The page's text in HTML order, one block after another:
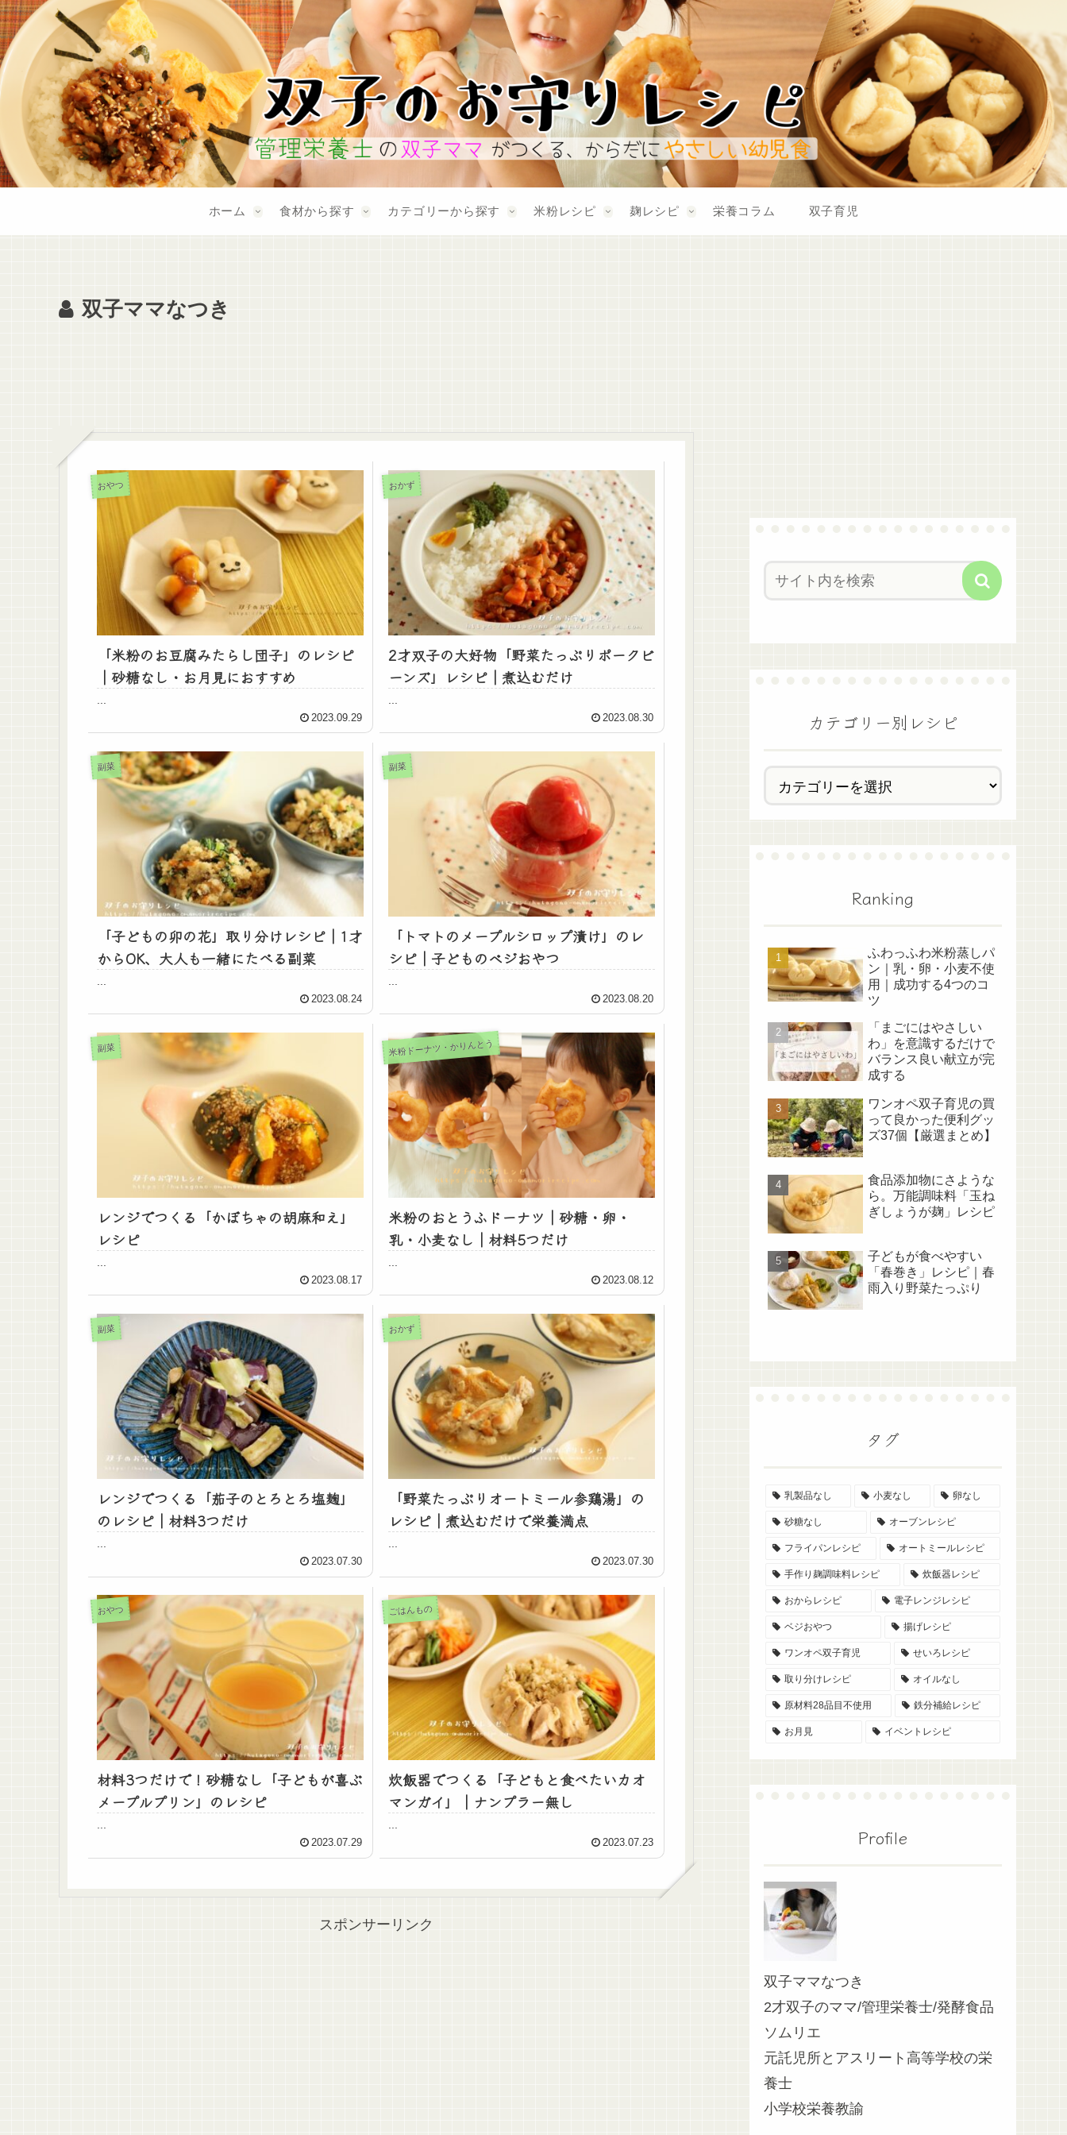
ホーム 食材から探す カテゴリーから探す 米粉レシピ 麹レシピ 栄養コラム 双子育児
双子ママなつき
おやつ
「米粉のお豆腐みたらし団子」のレシピ
｜砂糖なし・お月見におすすめ
2023.09.29
おかず
2才双子の大好物「野菜たっぷりポークビ
ーンズ」レシピ｜煮込むだけ
2023.08.30
副菜
「子どもの卯の花」取り分けレシピ｜1才
からOK、大人も一緒にたべる副菜
2023.08.24
副菜
「トマトのメープルシロップ漬け」のレ
シピ｜子どものベジおやつ
2023.08.20
副菜
レンジでつくる「かぼちゃの胡麻和え」
レシピ
2023.08.17
米粉ドーナツ・かりんとう
米粉のおとうふドーナツ｜砂糖・卵・
乳・小麦なし｜材料5つだけ
2023.08.12
副菜
レンジでつくる「茄子のとろとろ塩麹」
のレシピ｜材料3つだけ
2023.07.30
おかず
「野菜たっぷりオートミール参鶏湯」の
レシピ｜煮込むだけで栄養満点
2023.07.30
おやつ
材料3つだけで！砂糖なし「子どもが喜ぶ
メープルプリン」のレシピ
2023.07.29
ごはんもの
炊飯器でつくる「子どもと食べたいカオ
マンガイ」｜ナンプラー無し
2023.07.23
スポンサーリンク
カテゴリー別レシピ
Ranking
ふわっふわ米粉蒸しパ
ン｜乳・卵・小麦不使
用｜成功する4つのコ
ツ
「まごにはやさしい
わ」を意識するだけで
バランス良い献立が完
成する
ワンオペ双子育児の買
って良かった便利グッ
ズ37個【厳選まとめ】
食品添加物にさような
ら。万能調味料「玉ね
ぎしょうが麹」レシピ
子どもが食べやすい
「春巻き」レシピ｜春
雨入り野菜たっぷり
タグ
乳製品なし 小麦なし 卵なし
砂糖なし オーブンレシピ
フライパンレシピ オートミールレシピ
手作り麹調味料レシピ 炊飯器レシピ
おからレシピ 電子レンジレシピ
ベジおやつ 揚げレシピ
ワンオペ双子育児 せいろレシピ
取り分けレシピ オイルなし
原材料28品目不使用 鉄分補給レシピ
お月見 イベントレシピ
Profile
双子ママなつき
2才双子のママ/管理栄養士/発酵食品
ソムリエ
元託児所とアスリート高等学校の栄
養士
小学校栄養教諭